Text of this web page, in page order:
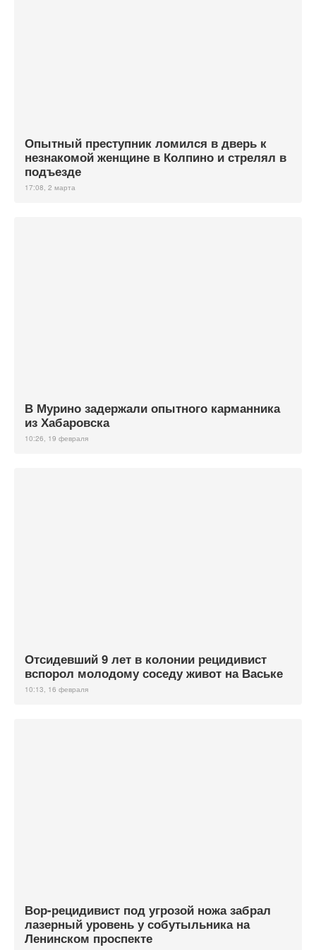
Опытный преступник ломился в дверь к
незнакомой женщине в Колпино и стрелял в
подъезде
17:08, 2 марта
В Мурино задержали опытного карманника
из Хабаровска
10:26, 19 февраля
Отсидевший 9 лет в колонии рецидивист
вспорол молодому соседу живот на Ваське
10:13, 16 февраля
Вор-рецидивист под угрозой ножа забрал
лазерный уровень у собутыльника на
Ленинском проспекте